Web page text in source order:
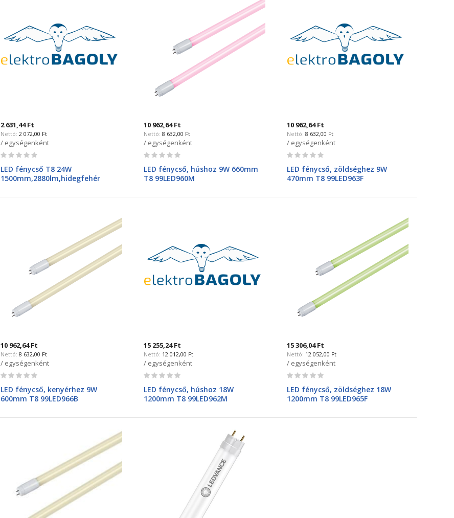
2 631,44 Ft
2 072,00 Ft
/ egységenként
Rating:
LED fénycső T8 24W
1500mm,2880lm,hidegfehér
betáp. 99LED447MNEW
10 962,64 Ft
8 632,00 Ft
/ egységenként
Rating:
LED fénycső, húshoz 9W 660mm
T8 99LED960M
10 962,64 Ft
8 632,00 Ft
/ egységenként
Rating:
LED fénycső, zöldséghez 9W
470mm T8 99LED963F
10 962,64 Ft
8 632,00 Ft
/ egységenként
Rating:
LED fénycső, kenyérhez 9W
600mm T8 99LED966B
15 255,24 Ft
12 012,00 Ft
/ egységenként
Rating:
LED fénycső, húshoz 18W
1200mm T8 99LED962M
15 306,04 Ft
12 052,00 Ft
/ egységenként
Rating:
LED fénycső, zöldséghez 18W
1200mm T8 99LED965F